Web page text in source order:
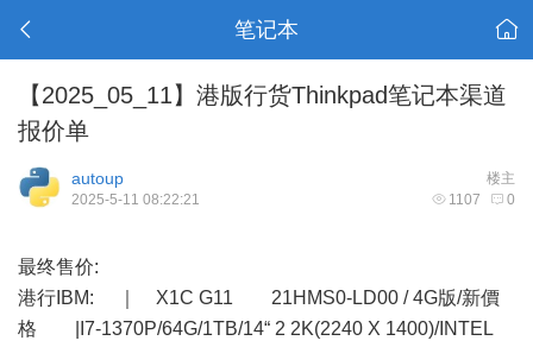
笔记本
【2025_05_11】港版行货Thinkpad笔记本渠道
报价单
楼主
autoup
1107 0
2025-5-11 08:22:21
最终售价:
港行IBM: ｜ X1C G11 21HMS0-LD00 / 4G版/新價
格 |I7-1370P/64G/1TB/14“ 2 2K(2240 X 1400)/INTEL